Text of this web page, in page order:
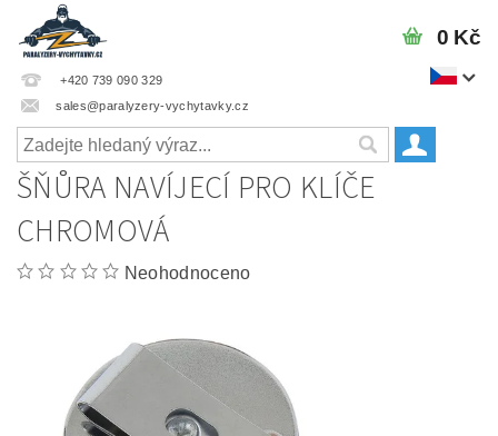
+420 739 090 329
sales@paralyzery-vychytavky.cz
0 Kč
ŠŇŮRA NAVÍJECÍ PRO KLÍČE
CHROMOVÁ
Neohodnoceno